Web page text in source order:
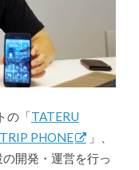
の「TATERU
TRIP PHONE
」、
開発・運営を行っ